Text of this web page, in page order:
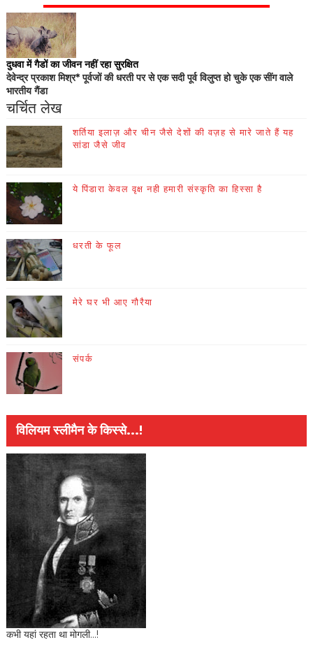
दुधवा में गैडों का जीवन नहीं रहा सुरक्षित
देवेन्द्र प्रकाश मिश्र* पूर्वजों की धरती पर से एक सदी पूर्व विलुप्त हो चुके एक सींग वाले
भारतीय गैंडा
चर्चित लेख
शर्तिया इलाज़ और चीन जैसे देशों की वज़ह से मारे जाते हैं यह
सांडा जैसे जीव
ये पिंडारा केवल वृक्ष नही हमारी संस्कृति का हिस्सा है
धरती के फूल
मेरे घर भी आए गौरैया
संपर्क
विलियम स्लीमैन के किस्से...!
कभी यहां रहता था मोगली...!